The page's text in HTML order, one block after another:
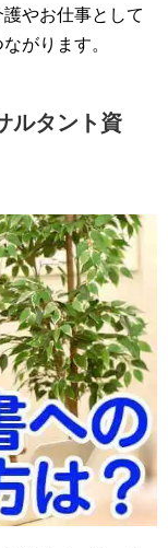
やお仕事として
がります。
ルタント資